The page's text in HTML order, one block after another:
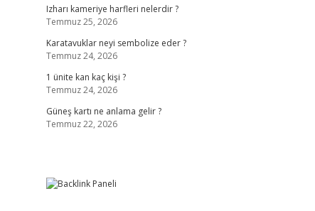
Izharı kameriye harfleri nelerdir ?
Temmuz 25, 2026
Karatavuklar neyi sembolize eder ?
Temmuz 24, 2026
1 ünite kan kaç kişi ?
Temmuz 24, 2026
Güneş kartı ne anlama gelir ?
Temmuz 22, 2026